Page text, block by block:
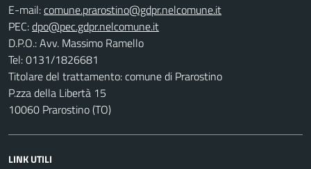
E-mail:
PEC:
D.P.O.: Avv. Massimo Ramello
Tel: 0131/1826681
Titolare del trattamento: comune di Prarostino
P.zza della Libertà 15
10060 Prarostino (TO)
LINK UTILI